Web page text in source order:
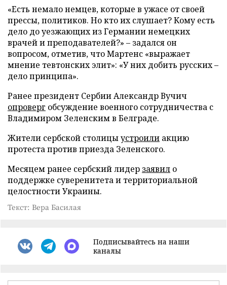
«Есть немало немцев, которые в ужасе от своей
прессы, политиков. Но кто их слушает? Кому есть
дело до уезжающих из Германии немецких
врачей и преподавателей?» – задался он
вопросом, отметив, что Мартенс «выражает
мнение тевтонских элит»: «У них добить русских –
дело принципа».
Ранее президент Сербии Александр Вучич
опроверг обсуждение военного сотрудничества с
Владимиром Зеленским в Белграде.
Жители сербской столицыустроили акцию
протеста против приезда Зеленского.
Месяцем ранее сербский лидер заявил о
поддержке суверенитета и территориальной
целостности Украины.
Текст: Вера Басилая
Подписывайтесь на наши
каналы